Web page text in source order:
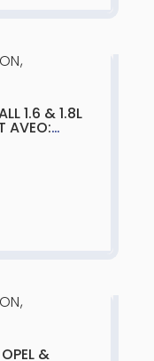
,
1.4L Y
2011-
1.6L).
,
&